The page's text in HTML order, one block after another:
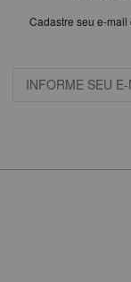
Cadastre seu e-